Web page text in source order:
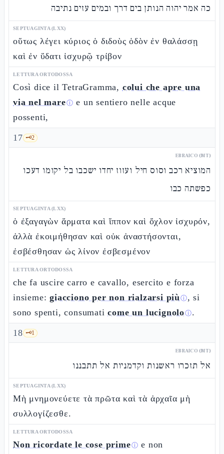
כה אמר יהוה הנותן בים דרך ובמים עזים נתיבה
SEPTUAGINTA (LXX)
οὕτως λέγει κύριος ὁ διδοὺς ὁδὸν ἐν θαλάσσῃ
καὶ ἐν ὕδατι ἰσχυρῷ τρίβον
LETTURA ORTODOSSA
Così dice il TetraGramma, colui che apre una
via nel mareⓘ e un sentiero nelle acque
possenti,
17 🗝️2
EBRAICO (MT)
המוציא רכב וסוס חיל ועזוז יחדו ישכבו בל יקומו דעכו
כפשתה כבו
SEPTUAGINTA (LXX)
ὁ ἐξαγαγὼν ἅρματα καὶ ἵππον καὶ ὄχλον ἰσχυρόν,
ἀλλὰ ἐκοιμήθησαν καὶ οὐκ ἀναστήσονται,
ἐσβέσθησαν ὡς λίνον ἐσβεσμένον
LETTURA ORTODOSSA
che fa uscire carro e cavallo, esercito e forza
insieme:giacciono per non rialzarsi piùⓘ, si
sono spenti, consumaticome un lucignoloⓘ.
18 🗝️1
EBRAICO (MT)
אל תזכרו ראשנות וקדמניות אל תתבננו
SEPTUAGINTA (LXX)
Μὴ μνημονεύετε τὰ πρῶτα καὶ τὰ ἀρχαῖα μὴ
συλλογίζεσθε.
LETTURA ORTODOSSA
Non ricordate le cose primeⓘ e non